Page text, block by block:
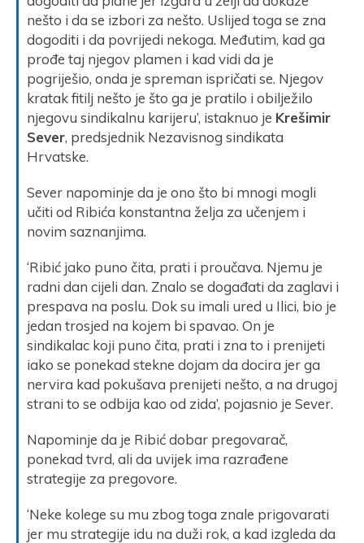
nešto i da se izbori za nešto. Uslijed toga se zna
dogoditi i da povrijedi nekoga. Međutim, kad ga
prođe taj njegov plamen i kad vidi da je
pogriješio, onda je spreman ispričati se. Njegov
kratak fitilj nešto je što ga je pratilo i obilježilo
njegovu sindikalnu karijeru’, istaknuo je Krešimir
Sever, predsjednik Nezavisnog sindikata
Hrvatske.
Sever napominje da je ono što bi mnogi mogli
učiti od Ribića konstantna želja za učenjem i
novim saznanjima.
‘Ribić jako puno čita, prati i proučava. Njemu je
radni dan cijeli dan. Znalo se događati da zaglavi i
prespava na poslu. Dok su imali ured u Ilici, bio je
jedan trosjed na kojem bi spavao. On je
sindikalac koji puno čita, prati i zna to i prenijeti
iako se ponekad stekne dojam da docira jer ga
nervira kad pokušava prenijeti nešto, a na drugoj
strani to se odbija kao od zida’, pojasnio je Sever.
Napominje da je Ribić dobar pregovarač,
ponekad tvrd, ali da uvijek ima razrađene
strategije za pregovore.
‘Neke kolege su mu zbog toga znale prigovarati
jer mu strategije idu na duži rok, a kad izgleda da